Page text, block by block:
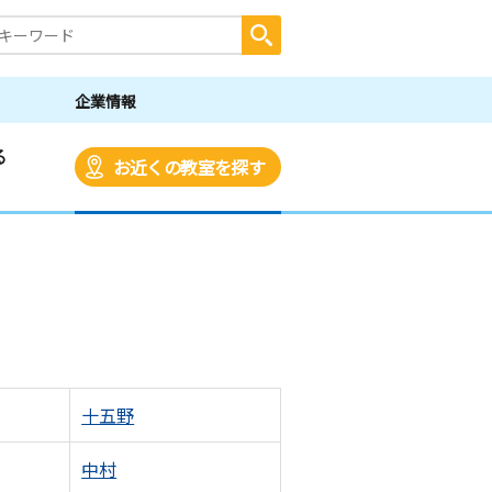
企業情報
お近くの教室を探す
十五野
中村